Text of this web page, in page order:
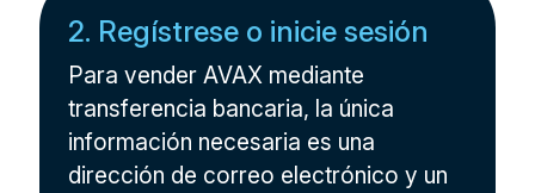
2. Regístrese o inicie sesión
Para vender AVAX mediante
transferencia bancaria, la única
información necesaria es una
dirección de correo electrónico y un